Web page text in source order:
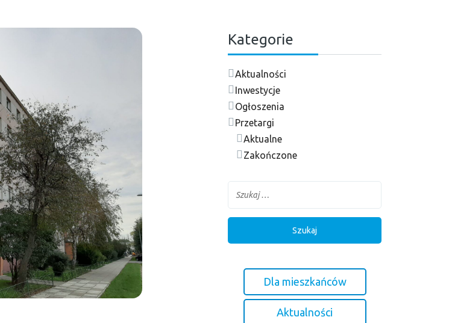
Kategorie
Aktualności
Inwestycje
Ogłoszenia
Przetargi
Aktualne
Zakończone
Dla mieszkańców
Aktualności